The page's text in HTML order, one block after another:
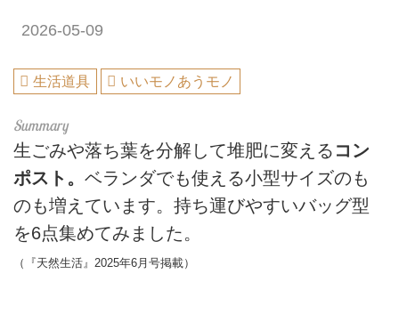
2026-05-09
生活道具 いいモノあうモノ
生ごみや落ち葉を分解して堆肥に変える コン
ポスト。 ベランダでも使える小型サイズのも
のも増えています。持ち運びやすいバッグ型
を6点集めてみました。
（『天然生活』2025年6月号掲載）